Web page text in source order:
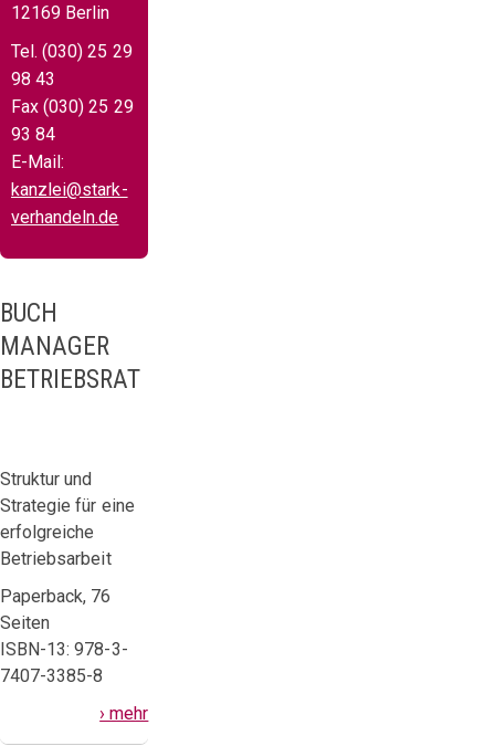
12169 Berlin
Tel. (030) 25 29
98 43
Fax (030) 25 29
93 84
E-Mail:
kanzlei@stark-
verhandeln.de
BUCH
MANAGER
BETRIEBSRAT
Struktur und
Strategie für eine
erfolgreiche
Betriebsarbeit
Paperback, 76
Seiten
ISBN-13: 978-3-
7407-3385-8
› mehr